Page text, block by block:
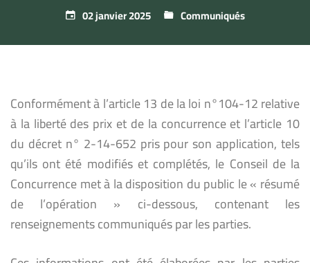
02 janvier 2025 Communiqués
Conformément à l’article 13 de la loi n°104-12 relative
à la liberté des prix et de la concurrence et l’article 10
du décret n° 2-14-652 pris pour son application, tels
qu’ils ont été modifiés et complétés, le Conseil de la
Concurrence met à la disposition du public le « résumé
de l’opération » ci-dessous, contenant les
renseignements communiqués par les parties.